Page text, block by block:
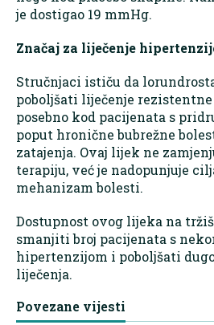
je dostigao 19 mmHg.
Značaj za liječenje
Stručnjaci ističu da
poboljšati liječenje
posebno kod pacijenata s
poput hronične bubrežne
zatajenja. Ovaj lijek ne
terapiju, već je nadopunjuje
mehanizam bolesti.
Dostupnost ovog lijeka na
smanjiti broj pacijenata s
hipertenzijom i poboljšati
liječenja.
Povezane vijesti